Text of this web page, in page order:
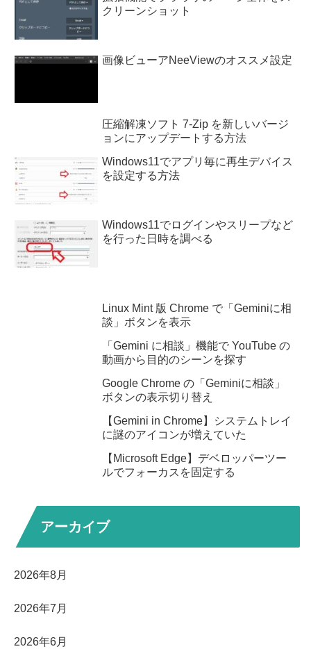
クリーンショット
画像ビューアNeeViewのオススメ設定
圧縮解凍ソフト 7-Zip を新しいバージ
ョンにアップデートする方法
Windows11でアプリ毎に再生デバイス
を設定する方法
Windows11でログインやスリープなど
を行った日時を調べる
Linux Mint 版 Chrome で「Geminiに相
談」ボタンを表示
「Gemini に相談」機能で YouTube の
動画から目的のシーンを探す
Google Chrome の「Geminiに相談」
ボタンの表示切り替え
【Gemini in Chrome】システムトレイ
に謎のアイコンが増えていた
【Microsoft Edge】デベロッパーツー
ルでフォーカスを固定する
アーカイブ
2026年8月
2026年7月
2026年6月